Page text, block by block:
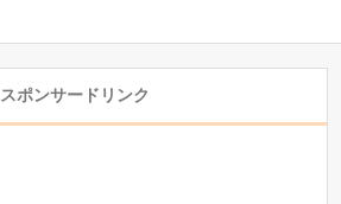
スポンサードリンク